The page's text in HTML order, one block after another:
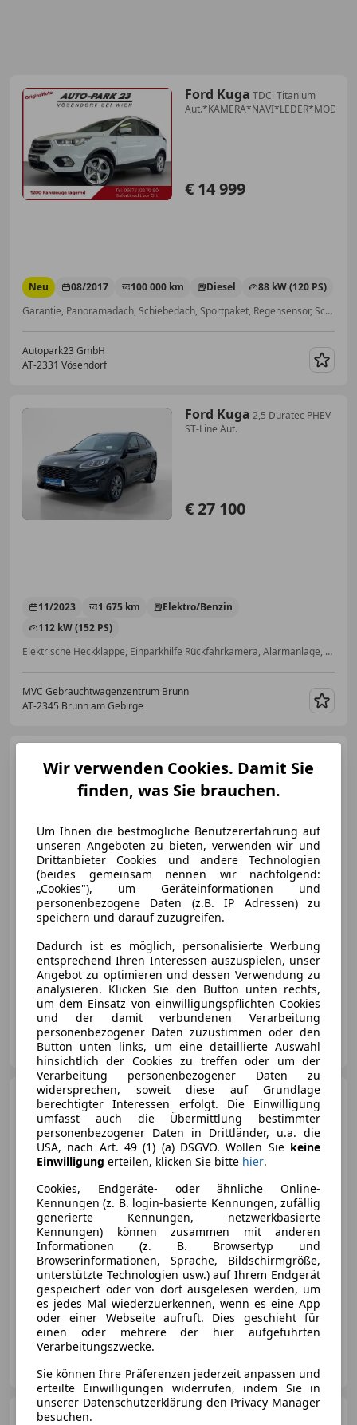
Ford Kuga TDCi Titanium
€ 14 999
Neu 08/2017 100 000 km Diesel
88 kW (120 PS)
Garantie, Panoramadach, Schiebedach, Sportpaket, Regensensor, Scheckheftgepflegt, Klimaautomatik, Klimaanlage
Autopark23 GmbH
AT-2331 Vösendorf
Ford Kuga 2,5 Duratec PHEV
ST-Line Aut.
€ 27 100
11/2023 1 675 km
Elektro/Benzin
112 kW (152 PS)
Elektrische Heckklappe, Einparkhilfe Rückfahrkamera, Alarmanlage, Sitzheizung, ABS, Induktionsladen für Smartphones, Getönte Scheiben, Einparkhilfe Sensoren vorne
MVC Gebrauchtwagenzentrum Brunn
AT-2345 Brunn am Gebirge
Hybrid PHEv ST-Line Pickerl NEU
€ 21 480 1
03/2023 49 378 km
Elektro/Benzin
112 kW (152 PS)
Finazierung ohne Anzahlung möglich!
motioncars gmbh
AT-8301 Kainbach bei Graz
Ford Kuga 1.5 EcoBlue
Titanium LED NAVI SITZHZG
TEMP
€ 16 990
11/2020 63 839 km Diesel
88 kW (120 PS)
Onlinecars Vertriebs GmbH ZWNL Wien
AT-1020 Wien
Wir verwenden Cookies. Damit Sie
finden, was Sie brauchen.
Um Ihnen die bestmögliche Benutzererfahrung auf
unseren Angeboten zu bieten, verwenden wir und
Drittanbieter Cookies und andere Technologien
(beides gemeinsam nennen wir nachfolgend:
„Cookies"), um Geräteinformationen und
personenbezogene Daten (z.B. IP Adressen) zu
speichern und darauf zuzugreifen.
Dadurch ist es möglich, personalisierte Werbung
entsprechend Ihren Interessen auszuspielen, unser
Angebot zu optimieren und dessen Verwendung zu
analysieren. Klicken Sie den Button unten rechts,
um dem Einsatz von einwilligungspflichten Cookies
und der damit verbundenen Verarbeitung
personenbezogener Daten zuzustimmen oder den
Button unten links, um eine detaillierte Auswahl
hinsichtlich der Cookies zu treffen oder um der
Verarbeitung personenbezogener Daten zu
widersprechen, soweit diese auf Grundlage
berechtigter Interessen erfolgt. Die Einwilligung
umfasst auch die Übermittlung bestimmter
personenbezogener Daten in Drittländer, u.a. die
USA, nach Art. 49 (1) (a) DSGVO. Wollen Sie keine
Einwilligung erteilen, klicken Sie bitte hier.
Cookies, Endgeräte- oder ähnliche Online-
Kennungen (z. B. login-basierte Kennungen, zufällig
generierte Kennungen, netzwerkbasierte
Kennungen) können zusammen mit anderen
Informationen (z. B. Browsertyp und
Browserinformationen, Sprache, Bildschirmgröße,
unterstützte Technologien usw.) auf Ihrem Endgerät
gespeichert oder von dort ausgelesen werden, um
es jedes Mal wiederzuerkennen, wenn es eine App
oder einer Webseite aufruft. Dies geschieht für
einen oder mehrere der hier aufgeführten
Verarbeitungszwecke.
Sie können Ihre Präferenzen jederzeit anpassen und
erteilte Einwilligungen widerrufen, indem Sie in
unserer Datenschutzerklärung den Privacy Manager
besuchen.